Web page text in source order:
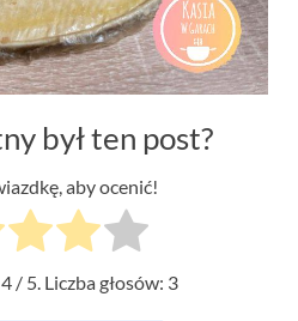
był ten post?
aby ocenić!
4 / 5. Liczba głosów: 3